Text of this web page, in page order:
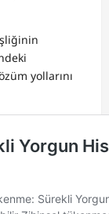
yollarını